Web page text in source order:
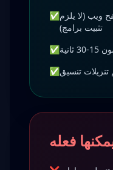
✅ويب (لا يلزم
تثبيت برامج)
✅
✅
فعله